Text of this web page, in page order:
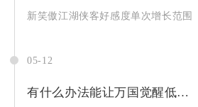
新笑傲江湖侠客好感度单次增长范围
05-12
有什么办法能让万国觉醒低级兵种晋级